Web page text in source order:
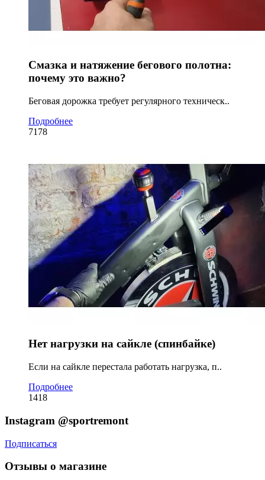
Смазка и натяжение бегового полотна:
почему это важно?
Беговая дорожка требует регулярного техническ..
Подробнее
7178
Нет нагрузки на сайкле (спинбайке)
Если на сайкле перестала работать нагрузка, п..
Подробнее
1418
Instagram @sportremont
Подписаться
Отзывы о магазине